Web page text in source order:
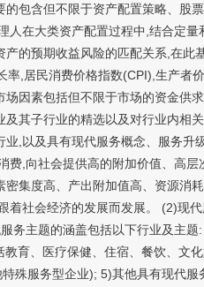
包含但不限于资产配置策略、
在大类资产配置过程中,结合定
的预期收益风险的匹配关系,在
,居民消费价格指数(CPI),生产
因素包括但不限于市场的资金
其子行业的精选以及对行业内
,以及具有现代服务概念、服务
,向社会提供高的附加价值、高
集度高、产出附加值高、资源
社会经济的发展而发展。 (2)
务主题的涵盖包括以下行业及主
育、医疗保健、住宿、餐饮、
殊服务型企业); 5)其他具有现代